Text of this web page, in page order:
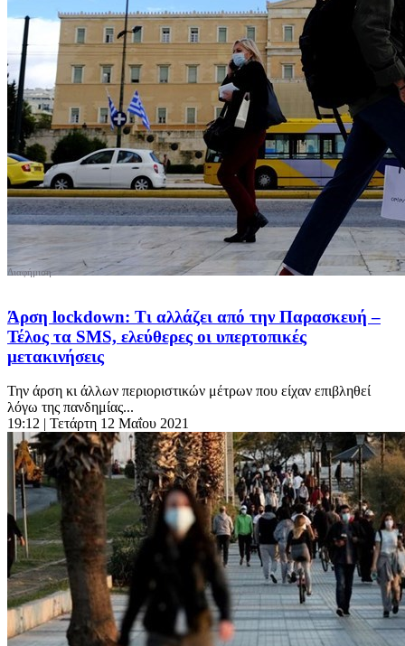
Άρση lockdown: Τι αλλάζει από την Παρασκευή –
Τέλος τα SMS, ελεύθερες οι υπερτοπικές
μετακινήσεις
Την άρση κι άλλων περιοριστικών μέτρων που είχαν επιβληθεί
λόγω της πανδημίας...
19:12 | Τετάρτη 12 Μαΐου 2021